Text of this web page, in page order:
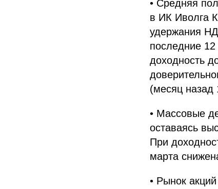
• Средняя
в ИК Иволга
удержания
последние
доходность
(месяц назад
• Массовые
оставаясь
При
марта
• Рынок